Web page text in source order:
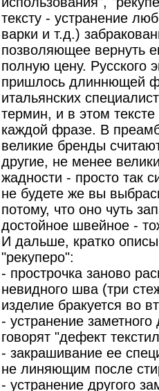
тексту - устранение
варки и т.д.)
позволяющее вернуть
полную цену. Русского
пришлось длиннющей
итальянских
термин, и в этом
каждой фразе. В
великие бренды
другие, не менее
жадности - просто так
не будете же вы
потому, что оно чуть
достойное швейное -
И дальше, кратко
"рекуперо":
- прострочка заново
невидного шва (три
изделие бракуется во
- устранение
говорят "дефект
- закрашивание ее
не линяющим после
- устранение другого